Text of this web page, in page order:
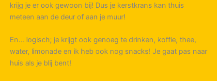
krijg je er ook gewoon bij! Dus je kerstkrans kan thuis
meteen aan de deur of aan je muur!
En… logisch; je krijgt ook genoeg te drinken, koffie, thee,
water, limonade en ik heb ook nog snacks! Je gaat pas naar
huis als je blij bent!